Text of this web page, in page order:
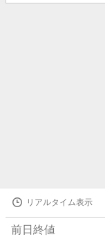
リアルタイム表示
前日終値